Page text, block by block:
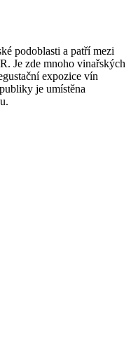
podoblasti a patří mezi
Je zde mnoho vinařských
expozice vín
je umístěna